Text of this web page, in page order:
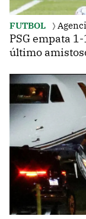
FUTBOL
PSG empata
último